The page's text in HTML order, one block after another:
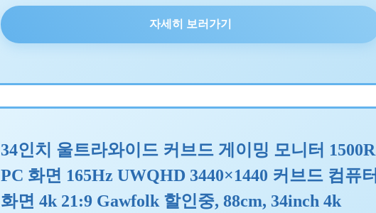
자세히 보러가기
34인치 울트라와이드 커브드 게이밍 모니터 1500R
PC 화면 165Hz UWQHD 3440×1440 커브드 컴퓨터
화면 4k 21:9 Gawfolk 할인중, 88cm, 34inch 4k